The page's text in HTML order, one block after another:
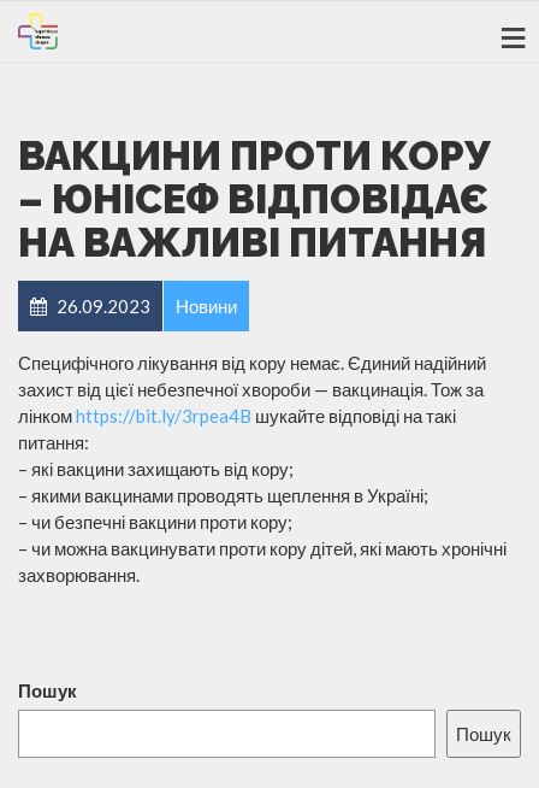
ВАКЦИНИ ПРОТИ КОРУ
– ЮНІСЕФ ВІДПОВІДАЄ
НА ВАЖЛИВІ ПИТАННЯ
26.09.2023 Новини
Специфічного лікування від кору немає. Єдиний надійний
захист від цієї небезпечної хвороби — вакцинація. Тож за
лінкомhttps://bit.ly/3rpea4B шукайте відповіді на такі
питання:
– які вакцини захищають від кору;
– якими вакцинами проводять щеплення в Україні;
– чи безпечні вакцини проти кору;
– чи можна вакцинувати проти кору дітей, які мають хронічні
захворювання.
Пошук
Пошук